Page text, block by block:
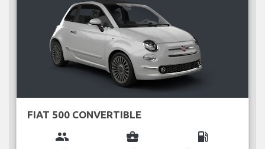
FIAT 500 CONVERTIBLE
group business_center local_gas_station